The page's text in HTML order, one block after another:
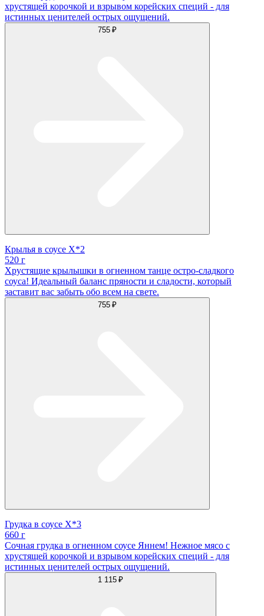
хрустящей корочкой и взрывом корейских специй - для
истинных ценителей острых ощущений.
755 ₽
Крылья в соусе X*2
520 г
Хрустящие крылышки в огненном танце остро-сладкого
соуса! Идеальный баланс пряности и сладости, который
заставит вас забыть обо всем на свете.
755 ₽
Грудка в соусе Х*3
660 г
Сочная грудка в огненном соусе Яннем! Нежное мясо с
хрустящей корочкой и взрывом корейских специй - для
истинных ценителей острых ощущений.
1 115 ₽